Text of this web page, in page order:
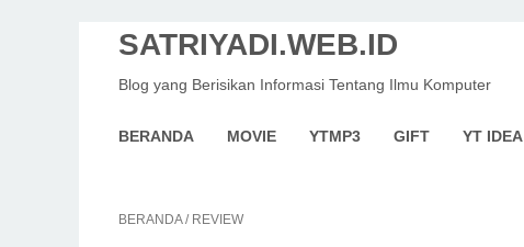
SATRIYADI.WEB.ID
Blog yang Berisikan Informasi Tentang Ilmu Komputer
BERANDA MOVIE YTMP3 GIFT YT IDEA
BERANDA / REVIEW